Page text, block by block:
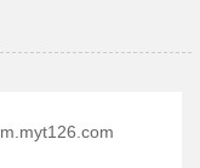
m.myt126.com